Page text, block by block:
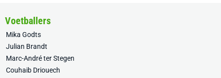
Voetballers
Mika Godts
Julian Brandt
Marc-André ter Stegen
Couhaib Driouech